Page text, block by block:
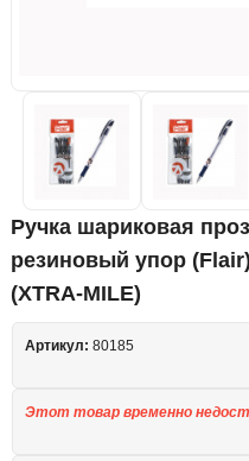
Ручка шариковая
резиновый упор
(XTRA-MILE)
Артикул: 80185
Этот товар временно